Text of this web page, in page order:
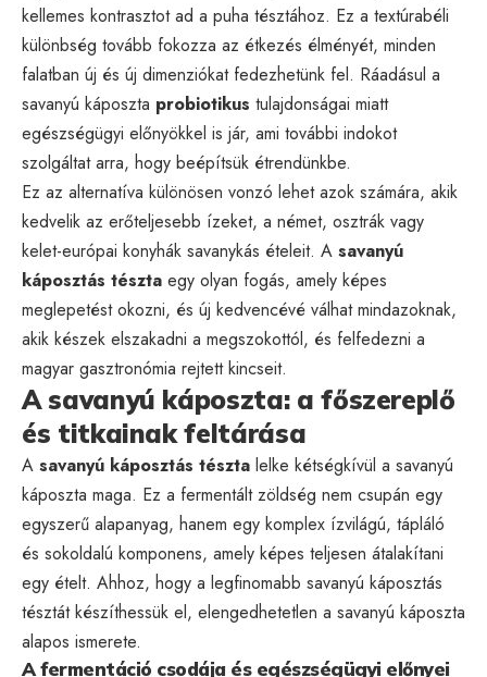
kellemes kontrasztot ad a puha tésztához. Ez a textúrabéli
különbség tovább fokozza az étkezés élményét, minden
falatban új és új dimenziókat fedezhetünk fel. Ráadásul a
savanyú káposzta probiotikus tulajdonságai miatt
egészségügyi előnyökkel is jár, ami további indokot
szolgáltat arra, hogy beépítsük étrendünkbe.
Ez az alternatíva különösen vonzó lehet azok számára, akik
kedvelik az erőteljesebb ízeket, a német, osztrák vagy
kelet-európai konyhák savanykás ételeit. A savanyú
káposztás tészta egy olyan fogás, amely képes
meglepetést okozni, és új kedvencévé válhat mindazoknak,
akik készek elszakadni a megszokottól, és felfedezni a
magyar gasztronómia rejtett kincseit.
A savanyú káposzta: a főszereplő
és titkainak feltárása
A savanyú káposztás tészta lelke kétségkívül a savanyú
káposzta maga. Ez a fermentált zöldség nem csupán egy
egyszerű alapanyag, hanem egy komplex ízvilágú, tápláló
és sokoldalú komponens, amely képes teljesen átalakítani
egy ételt. Ahhoz, hogy a legfinomabb savanyú káposztás
tésztát készíthessük el, elengedhetetlen a savanyú káposzta
alapos ismerete.
A fermentáció csodája és egészségügyi előnyei